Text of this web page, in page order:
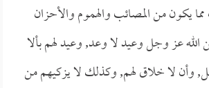
مما يكون من المصائب والهموم والأحزان
عز وجل وعيد لا وعد, وعيد لهم بألا
وأن لا خلاق لهم, وكذلك لا يزكيهم من